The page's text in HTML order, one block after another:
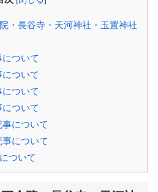
・長谷寺・天河神社・玉置神社
ついて
ついて
ついて
ついて
について
について
ついて